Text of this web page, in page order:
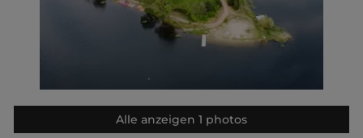
Alle anzeigen 1 photos